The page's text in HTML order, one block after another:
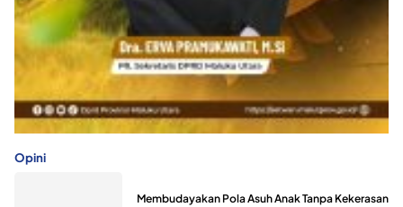
Opini
Membudayakan Pola Asuh Anak Tanpa Kekerasan